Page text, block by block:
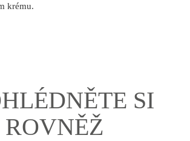
krému.
SI
ROVNĚŽ